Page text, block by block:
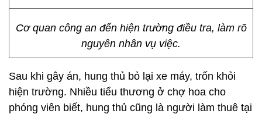
Cơ quan công an đến hiện trường điều tra, làm rõ
nguyên nhân vụ việc.
Sau khi gây án, hung thủ bỏ lại xe máy, trốn khỏi
hiện trường. Nhiều tiểu thương ở chợ hoa cho
phóng viên biết, hung thủ cũng là người làm thuê tại